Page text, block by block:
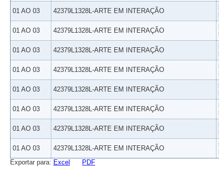
01 AO 03 42379L1328L-ARTE EM INTERAÇÃO
01 AO 03 42379L1328L-ARTE EM INTERAÇÃO
01 AO 03 42379L1328L-ARTE EM INTERAÇÃO
01 AO 03 42379L1328L-ARTE EM INTERAÇÃO
01 AO 03 42379L1328L-ARTE EM INTERAÇÃO
01 AO 03 42379L1328L-ARTE EM INTERAÇÃO
01 AO 03 42379L1328L-ARTE EM INTERAÇÃO
01 AO 03 42379L1328L-ARTE EM INTERAÇÃO
Exportar para: Excel PDF